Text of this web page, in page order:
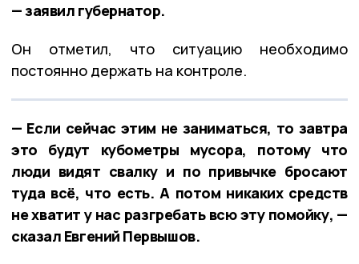
— заявил губернатор.
Он отметил, что ситуацию необходимо
постоянно держать на контроле.
— Если сейчас этим не заниматься, то завтра
это будут кубометры мусора, потому что
люди видят свалку и по привычке бросают
туда всё, что есть. А потом никаких средств
не хватит у нас разгребать всю эту помойку, —
сказал Евгений Первышов.